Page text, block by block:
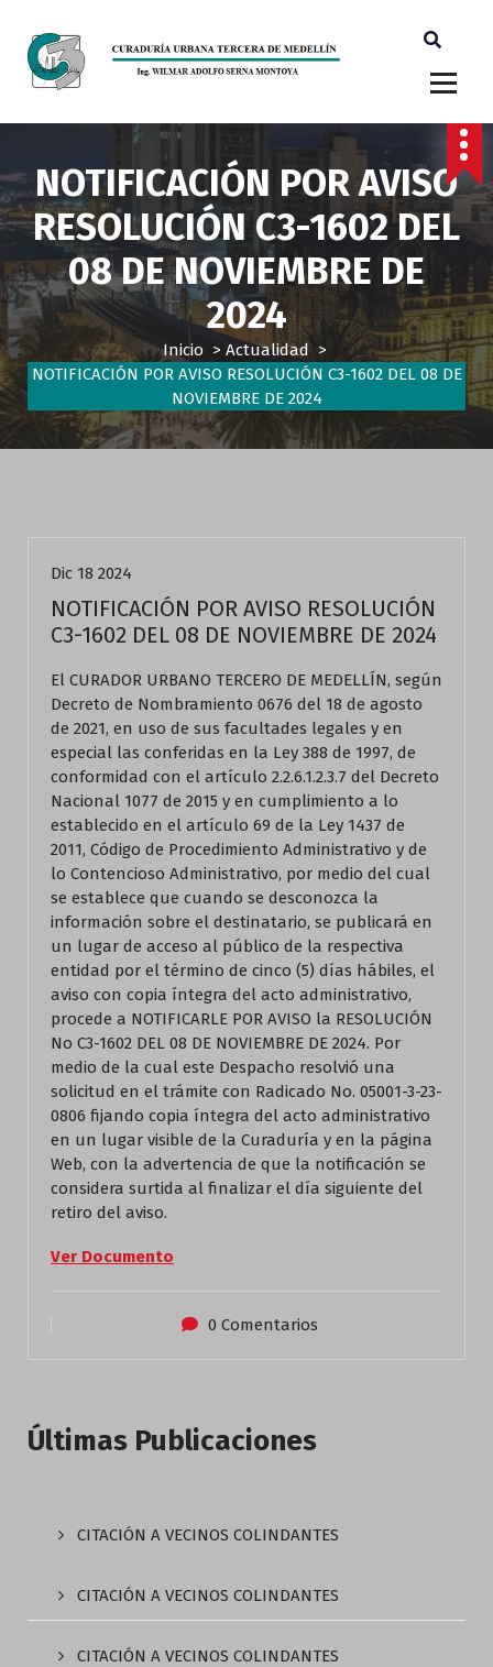
NOTIFICACIÓN POR AVISO
RESOLUCIÓN C3-1602 DEL
08 DE NOVIEMBRE DE
2024
Inicio > Actualidad>
NOTIFICACIÓN POR AVISO RESOLUCIÓN C3-1602 DEL 08 DE
NOVIEMBRE DE 2024
Dic 18 2024
NOTIFICACIÓN POR AVISO RESOLUCIÓN
C3-1602 DEL 08 DE NOVIEMBRE DE 2024
El CURADOR URBANO TERCERO DE MEDELLÍN, según
Decreto de Nombramiento 0676 del 18 de agosto
de 2021, en uso de sus facultades legales y en
especial las conferidas en la Ley 388 de 1997, de
conformidad con el artículo 2.2.6.1.2.3.7 del Decreto
Nacional 1077 de 2015 y en cumplimiento a lo
establecido en el artículo 69 de la Ley 1437 de
2011, Código de Procedimiento Administrativo y de
lo Contencioso Administrativo, por medio del cual
se establece que cuando se desconozca la
información sobre el destinatario, se publicará en
un lugar de acceso al público de la respectiva
entidad por el término de cinco (5) días hábiles, el
aviso con copia íntegra del acto administrativo,
procede a NOTIFICARLE POR AVISO la RESOLUCIÓN
No C3-1602 DEL 08 DE NOVIEMBRE DE 2024. Por
medio de la cual este Despacho resolvió una
solicitud en el trámite con Radicado No. 05001-3-23-
0806 fijando copia íntegra del acto administrativo
en un lugar visible de la Curaduría y en la página
Web, con la advertencia de que la notificación se
considera surtida al finalizar el día siguiente del
retiro del aviso.
Ver Documento
0 Comentarios
Últimas Publicaciones
CITACIÓN A VECINOS COLINDANTES
CITACIÓN A VECINOS COLINDANTES
CITACIÓN A VECINOS COLINDANTES